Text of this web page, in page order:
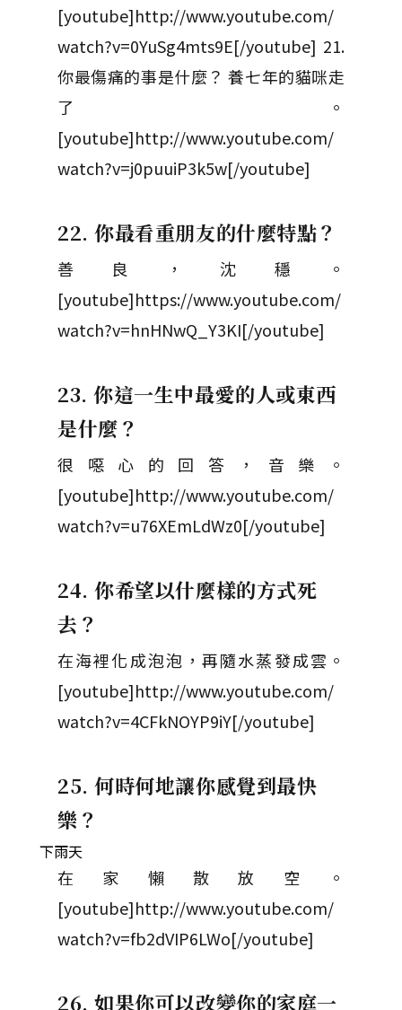
[youtube]http://www.youtube.com/
watch?v=0YuSg4mts9E[/youtube] 21.
你最傷痛的事是什麼？ 養七年的貓咪走
了。
[youtube]http://www.youtube.com/
watch?v=j0puuiP3k5w[/youtube]
22. 你最看重朋友的什麼特點？
善良，沈穩。
[youtube]https://www.youtube.com/
watch?v=hnHNwQ_Y3KI[/youtube]
23. 你這一生中最愛的人或東西
是什麼？
很噁心的回答，音樂。
[youtube]http://www.youtube.com/
watch?v=u76XEmLdWz0[/youtube]
24. 你希望以什麼樣的方式死
去？
在海裡化成泡泡，再隨水蒸發成雲。
[youtube]http://www.youtube.com/
watch?v=4CFkNOYP9iY[/youtube]
25. 何時何地讓你感覺到最快
樂？
下雨天
在家懶散放空。
[youtube]http://www.youtube.com/
watch?v=fb2dVIP6LWo[/youtube]
26. 如果你可以改變你的家庭一